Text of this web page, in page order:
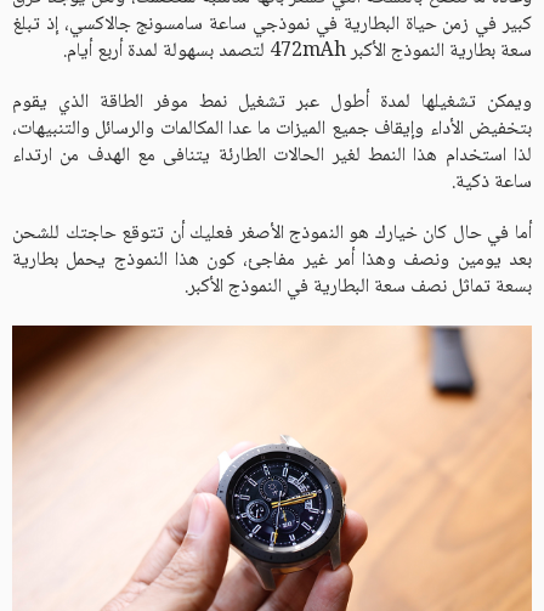
كبير في زمن حياة البطارية في نموذجي ساعة سامسونج جالاكسي، إذ تبلغ
سعة بطارية النموذج الأكبر 472mAh لتصمد بسهولة لمدة أربع أيام.
ويمكن تشغيلها لمدة أطول عبر تشغيل نمط موفر الطاقة الذي يقوم
بتخفيض الأداء وإيقاف جميع الميزات ما عدا المكالمات والرسائل والتنبيهات،
لذا استخدام هذا النمط لغير الحالات الطارئة يتنافى مع الهدف من ارتداء
ساعة ذكية.
أما في حال كان خيارك هو النموذج الأصغر فعليك أن تتوقع حاجتك للشحن
بعد يومين ونصف وهذا أمر غير مفاجئ، كون هذا النموذج يحمل بطارية
بسعة تماثل نصف سعة البطارية في النموذج الأكبر.